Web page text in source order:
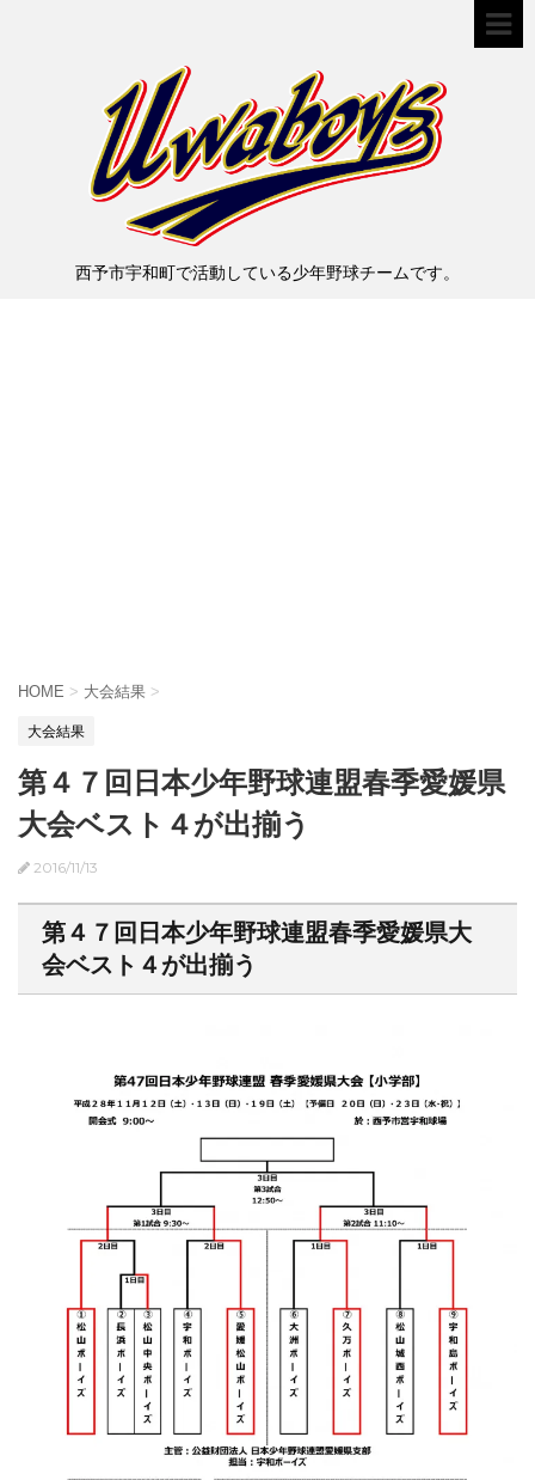
西予市宇和町で活動している少年野球チームです。
HOME > 大会結果 >
大会結果
第４７回日本少年野球連盟春季愛媛県
大会ベスト４が出揃う
2016/11/13
第４７回日本少年野球連盟春季愛媛県大
会ベスト４が出揃う